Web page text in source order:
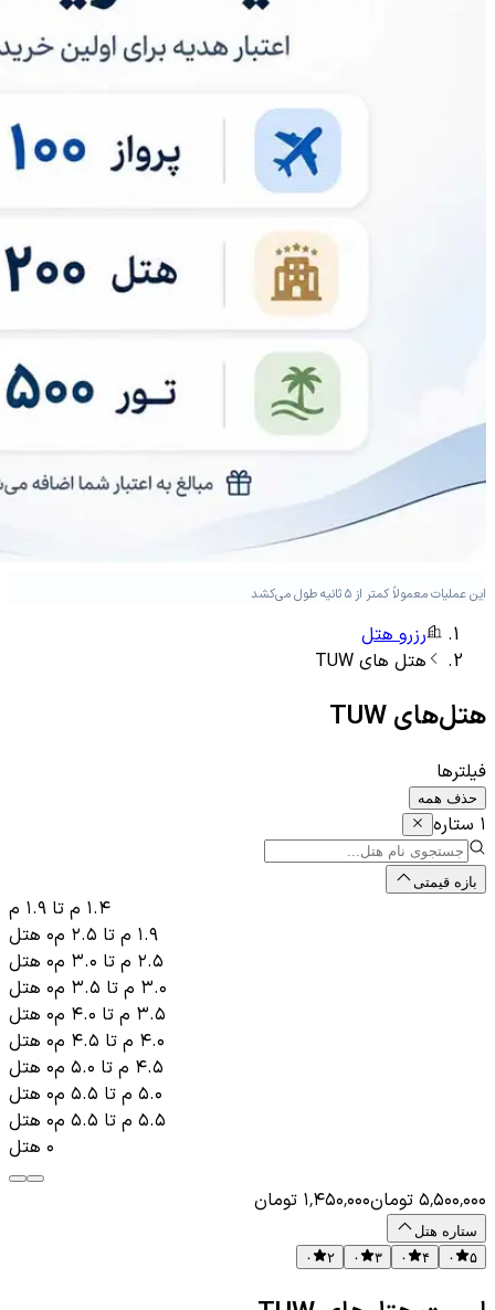
این عملیات معمولاً کمتر از ۵ ثانیه طول می‌کشد
رزرو هتل
هتل های TUW
هتل‌هایTUW
فیلترها
حذف همه
۱ ستاره
بازه قیمتی
۱.۴ م تا ۱.۹ م
۰ هتل ۱.۹ م تا ۲.۵ م
۰ هتل ۲.۵ م تا ۳.۰ م
۰ هتل ۳.۰ م تا ۳.۵ م
۰ هتل ۳.۵ م تا ۴.۰ م
۰ هتل ۴.۰ م تا ۴.۵ م
۰ هتل ۴.۵ م تا ۵.۰ م
۰ هتل ۵.۰ م تا ۵.۵ م
۰ هتل ۵.۵ م تا ۵.۵ م
۰ هتل
۵٬۵۰۰٬۰۰۰ تومان۱٬۴۵۰٬۰۰۰ تومان
ستاره هتل
۵
۰ ۴ ۰ ۳ ۰ ۲ ۰